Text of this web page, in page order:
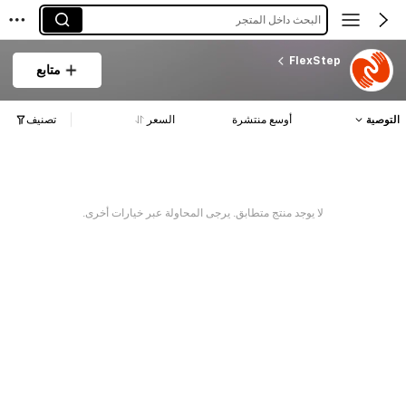
البحث داخل المتجر
FlexStep
متابع
التوصية أوسع منتشرة السعر تصنيف
لا يوجد منتج متطابق. يرجى المحاولة عبر خيارات أخرى.